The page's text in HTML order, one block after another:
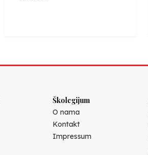
Školegijum
O nama
Kontakt
Impressum